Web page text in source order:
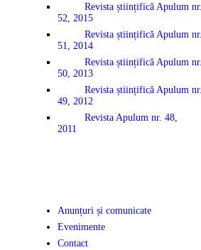
Revista științifică Apulum nr.
52, 2015
Revista științifică Apulum nr.
51, 2014
Revista științifică Apulum nr.
50, 2013
Revista științifică Apulum nr.
49, 2012
Revista Apulum nr. 48,
2011
Anunțuri și comunicate
Evenimente
Contact